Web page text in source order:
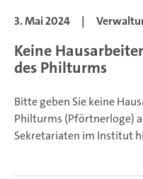
3. Mai 2024 |
Keine
des Philturms
Bitte geben Sie keine
Philturms (Pförtnerloge)
Sekretariaten im Institut